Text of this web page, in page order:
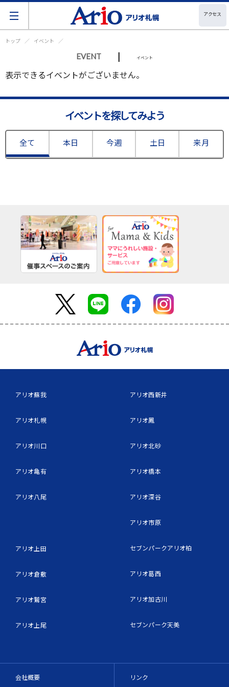
アクセス
トップ イベント
EVENT | イベント
表示できるイベントがございません。
イベントを探してみよう
全て 本日 今週 土日 来月
アリオ蘇我
アリオ札幌
アリオ川口
アリオ亀有
アリオ八尾
アリオ上田
アリオ倉敷
アリオ鷲宮
アリオ上尾
アリオ西新井
アリオ鳳
アリオ北砂
アリオ橋本
アリオ深谷
アリオ市原
セブンパークアリオ柏
アリオ葛西
アリオ加古川
セブンパーク天美
会社概要 リンク